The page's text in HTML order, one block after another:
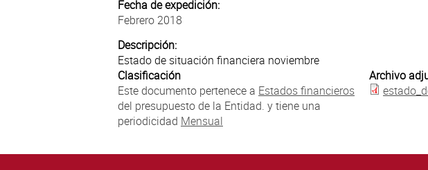
Fecha de expedición:
Febrero 2018
Descripción:
Estado de situación financiera noviembre
Clasificación
Este documento pertenece a Estados financieros
del presupuesto de la Entidad. y tiene una
periodicidad Mensual
Archivo